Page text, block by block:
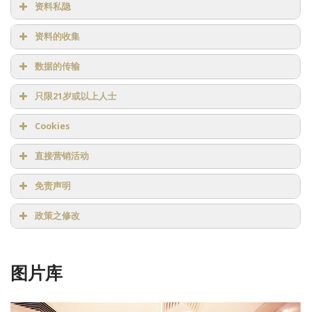
资料私隐
资料的收集
数据的传输
只限21岁或以上人士
Cookies
直接营销活动
免责声明
政策之修改
图片库